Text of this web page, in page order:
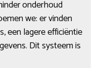
onderhoud
we: er vinden
een lagere efficiëntie
Dit systeem is